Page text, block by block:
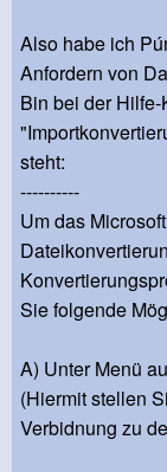
Also habe ich
Anfordern von
Bin bei der
steht:
----------
Um das
Sie folgende
A) Unter Menü
(Hiermit stellen
Verbidnung zu